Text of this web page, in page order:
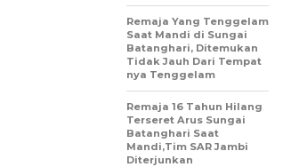
Remaja Yang Tenggelam
Saat Mandi di Sungai
Batanghari, Ditemukan
Tidak Jauh Dari Tempat
nya Tenggelam
Remaja 16 Tahun Hilang
Terseret Arus Sungai
Batanghari Saat
Mandi,Tim SAR Jambi
Diterjunkan